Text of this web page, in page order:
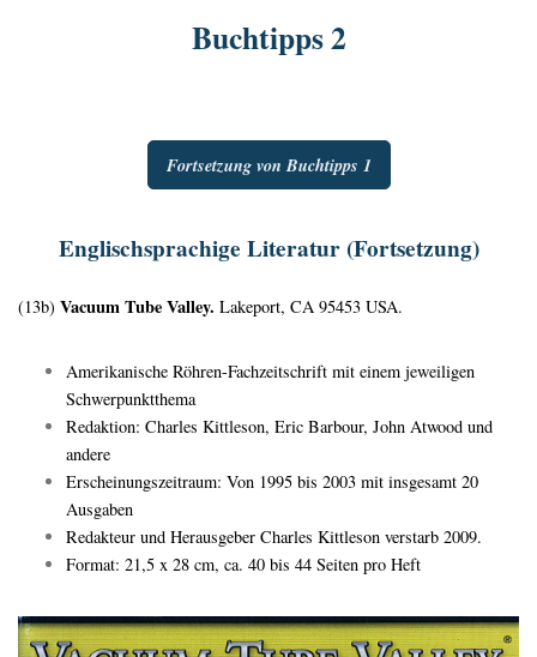
Buchtipps 2
Fortsetzung von Buchtipps 1
Englischsprachige Literatur (Fortsetzung)
(13b) Vacuum Tube Valley. Lakeport, CA 95453 USA.
Amerikanische Röhren-Fachzeitschrift mit einem jeweiligen
Schwerpunktthema
Redaktion: Charles Kittleson, Eric Barbour, John Atwood und
andere
Erscheinungszeitraum: Von 1995 bis 2003 mit insgesamt 20
Ausgaben
Redakteur und Herausgeber Charles Kittleson verstarb 2009.
Format: 21,5 x 28 cm, ca. 40 bis 44 Seiten pro Heft